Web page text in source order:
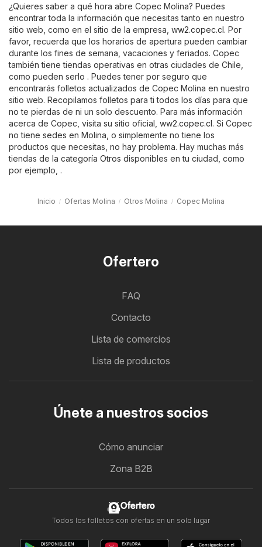
¿Quieres saber a qué hora abre Copec Molina? Puedes
encontrar toda la información que necesitas tanto en nuestro
sitio web, como en el sitio de la empresa, ww2.copec.cl. Por
favor, recuerda que los horarios de apertura pueden cambiar
durante los fines de semana, vacaciones y feriados. Copec
también tiene tiendas operativas en otras ciudades de Chile,
como pueden serlo . Puedes tener por seguro que
encontrarás folletos actualizados de Copec Molina en nuestro
sitio web. Recopilamos folletos para ti todos los días para que
no te pierdas de ni un solo descuento. Para más información
acerca de Copec, visita su sitio oficial, ww2.copec.cl. Si Copec
no tiene sedes en Molina, o simplemente no tiene los
productos que necesitas, no hay problema. Hay muchas más
tiendas de la categoría Otros disponibles en tu ciudad, como
por ejemplo, .
Inicio Ofertas Molina Otros Molina Copec Molina
Ofertero
FAQ
Contacto
Lista de comercios
Lista de productos
Únete a nuestros socios
Cómo anunciar
Zona B2B
Ofertero
Todos los folletos con ofertas en un solo lugar